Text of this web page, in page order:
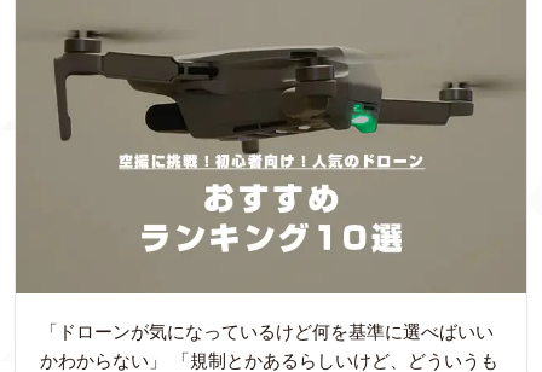
「ドローンが気になっているけど何を基準に選べばいい
かわからない」 「規制とかあるらしいけど、どういうも